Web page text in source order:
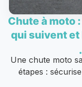
Chute à moto
qui suivent et
Une chute moto
étapes :